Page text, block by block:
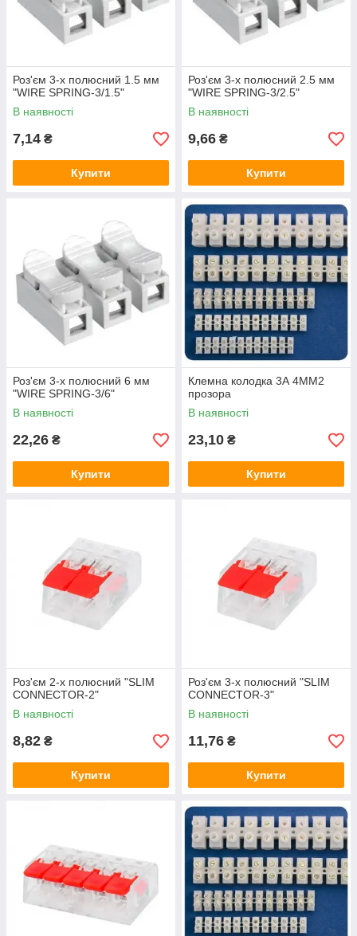
Роз'єм 3-х полюсний 1.5 мм
"WIRE SPRING-3/1.5"
В наявності
7,14 ₴
Купити
Роз'єм 3-х полюсний 2.5 мм
"WIRE SPRING-3/2.5"
В наявності
9,66 ₴
Купити
Роз'єм 3-х полюсний 6 мм
"WIRE SPRING-3/6"
В наявності
22,26 ₴
Купити
Клемна колодка 3А 4MM2
прозора
В наявності
23,10 ₴
Купити
Роз'єм 2-х полюсний "SLIM
CONNECTOR-2"
В наявності
8,82 ₴
Купити
Роз'єм 3-х полюсний "SLIM
CONNECTOR-3"
В наявності
11,76 ₴
Купити